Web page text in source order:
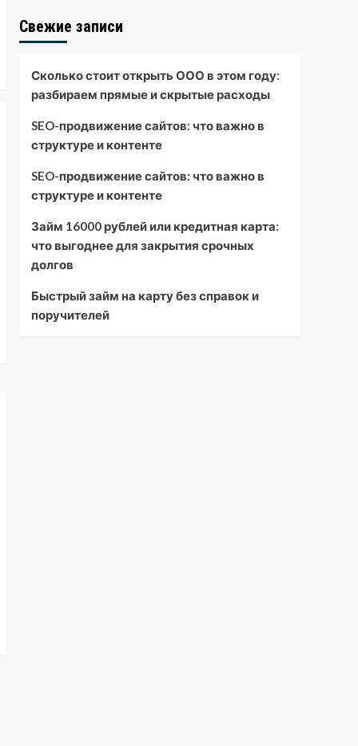
Свежие записи
Сколько стоит открыть ООО в этом году:
разбираем прямые и скрытые расходы
SEO-продвижение сайтов: что важно в
структуре и контенте
SEO-продвижение сайтов: что важно в
структуре и контенте
Займ 16000 рублей или кредитная карта:
что выгоднее для закрытия срочных
долгов
Быстрый займ на карту без справок и
поручителей